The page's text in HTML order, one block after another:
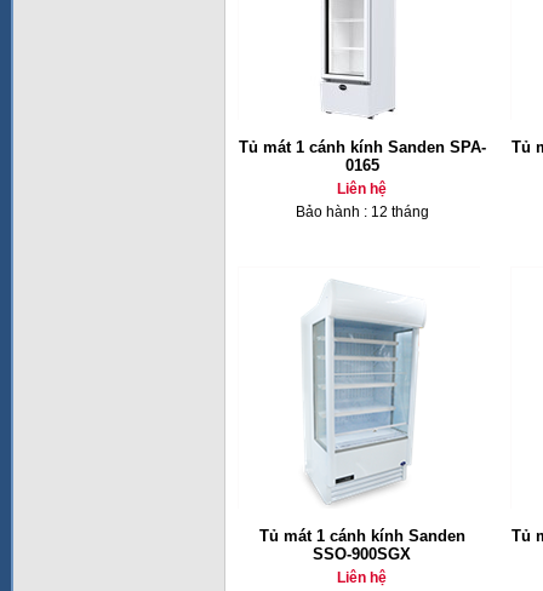
Tủ mát 1 cánh kính Sanden SPA-
0165
Liên hệ
Bảo hành : 12 tháng
Tủ
Tủ mát 1 cánh kính Sanden
SSO-900SGX
Liên hệ
Tủ